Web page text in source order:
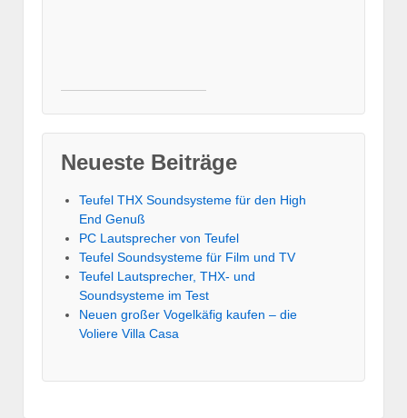
Neueste Beiträge
Teufel THX Soundsysteme für den High
End Genuß
PC Lautsprecher von Teufel
Teufel Soundsysteme für Film und TV
Teufel Lautsprecher, THX- und
Soundsysteme im Test
Neuen großer Vogelkäfig kaufen – die
Voliere Villa Casa